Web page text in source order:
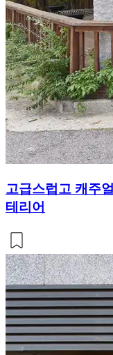
고급스럽고 캐주
테리어